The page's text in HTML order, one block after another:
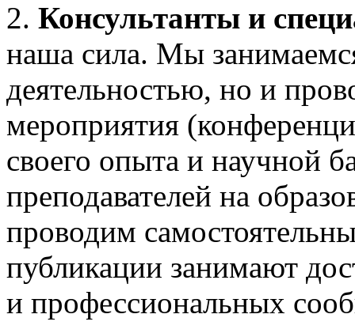
2. Консультанты и
наша сила. Мы
деятельностью, но и
мероприятия
своего опыта и научной
преподавателей на
проводим
публикации занимают
и профессиональных